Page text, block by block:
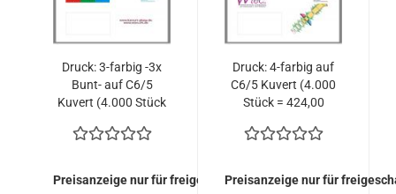
Druck: 3-farbig -3x
Bunt- auf C6/5
Kuvert (4.000 Stück
Preisanzeige nur für freigeschaltete Kunden
Druck: 4-farbig auf
C6/5 Kuvert (4.000
Stück = 424,00
Preisanzeige nur für